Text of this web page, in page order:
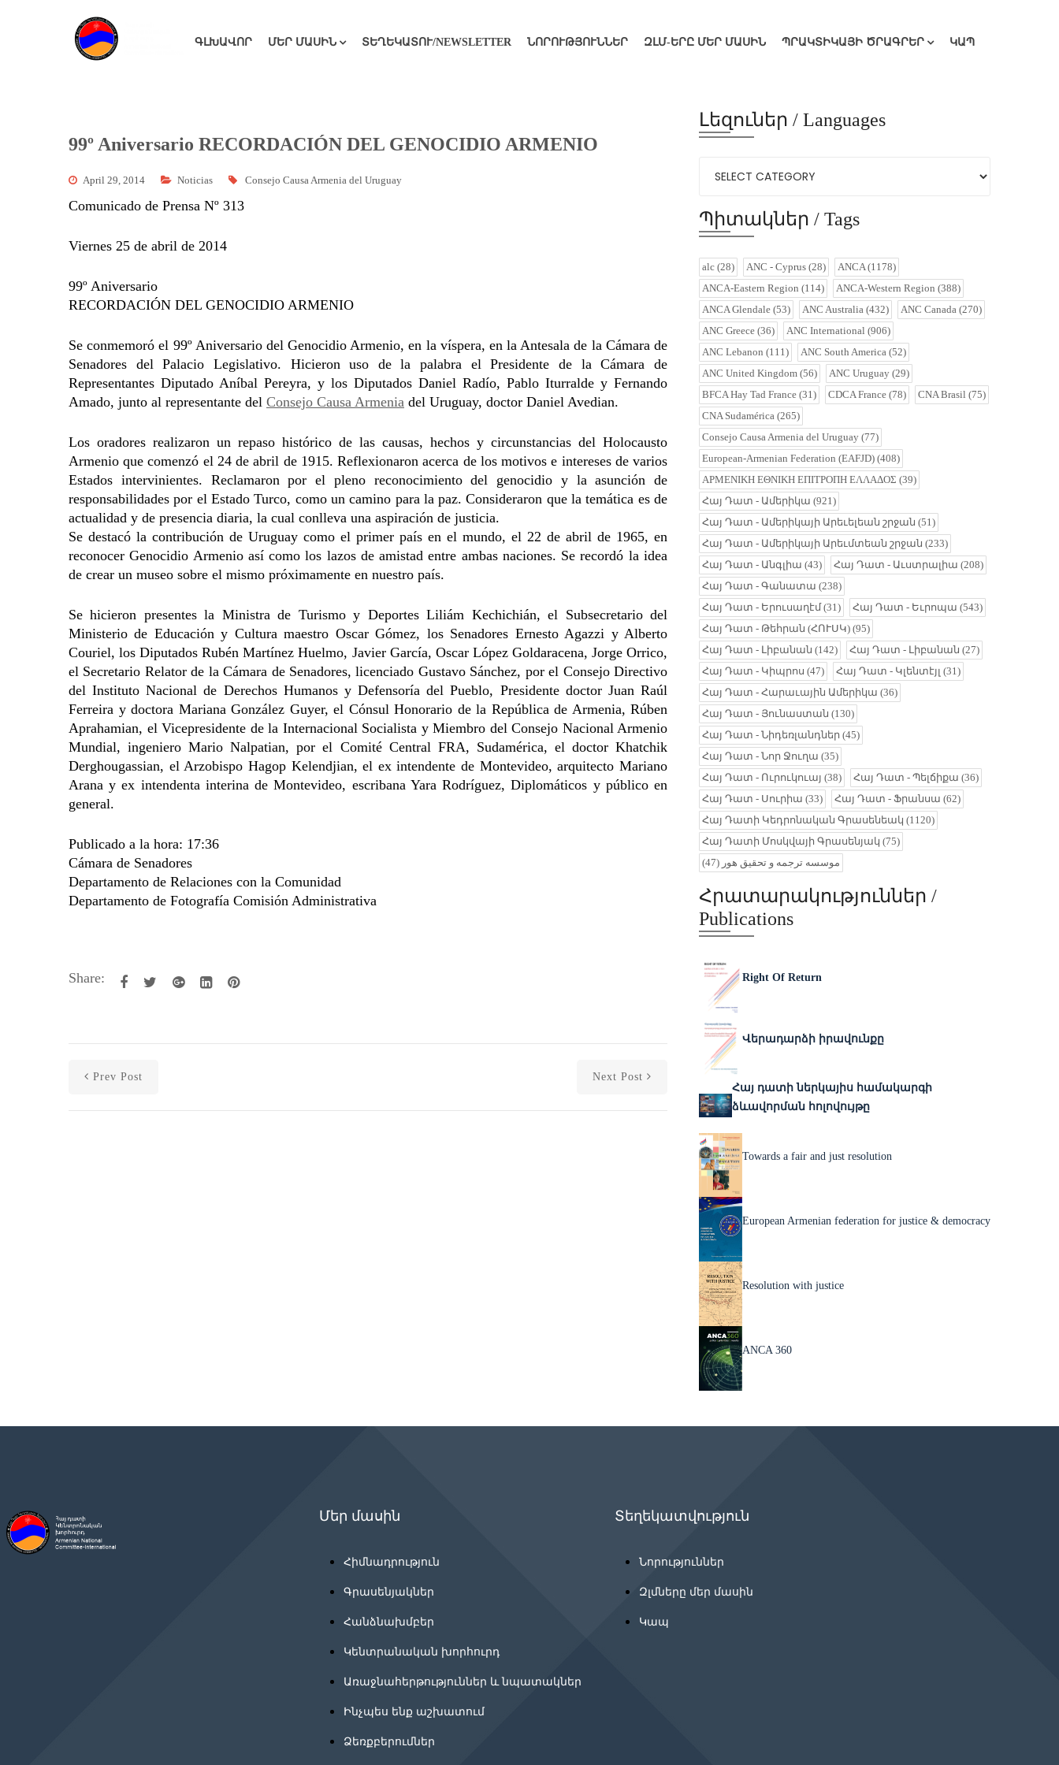
ԳԼԽԱՎՈՐ ՄԵՐ ՄԱՍԻՆ ՏԵՂԵԿԱՏՈՒ/NEWSLETTER ՆՈՐՈՒԹՅՈՒՆՆԵՐ ԶԼՄ-ԵՐԸ ՄԵՐ ՄԱՍԻՆ ՊՐԱԿՏԻԿԱՅԻ ԾՐԱԳՐԵՐ ԿԱՊ
99º Aniversario RECORDACIÓN DEL GENOCIDIO ARMENIO
April 29, 2014 Noticias Consejo Causa Armenia del Uruguay
Comunicado de Prensa Nº 313
Viernes 25 de abril de 2014
99º Aniversario
RECORDACIÓN DEL GENOCIDIO ARMENIO
Se conmemoró el 99º Aniversario del Genocidio Armenio, en la víspera, en la Antesala de la Cámara de
Senadores del Palacio Legislativo. Hicieron uso de la palabra el Presidente de la Cámara de
Representantes Diputado Aníbal Pereyra, y los Diputados Daniel Radío, Pablo Iturralde y Fernando
Amado, junto al representante del Consejo Causa Armenia del Uruguay, doctor Daniel Avedian.
Los oradores realizaron un repaso histórico de las causas, hechos y circunstancias del Holocausto
Armenio que comenzó el 24 de abril de 1915. Reflexionaron acerca de los motivos e intereses de varios
Estados intervinientes. Reclamaron por el pleno reconocimiento del genocidio y la asunción de
responsabilidades por el Estado Turco, como un camino para la paz. Consideraron que la temática es de
actualidad y de presencia diaria, la cual conlleva una aspiración de justicia.
Se destacó la contribución de Uruguay como el primer país en el mundo, el 22 de abril de 1965, en
reconocer Genocidio Armenio así como los lazos de amistad entre ambas naciones. Se recordó la idea
de crear un museo sobre el mismo próximamente en nuestro país.
Se hicieron presentes la Ministra de Turismo y Deportes Liliám Kechichián, el Subsecretario del
Ministerio de Educación y Cultura maestro Oscar Gómez, los Senadores Ernesto Agazzi y Alberto
Couriel, los Diputados Rubén Martínez Huelmo, Javier García, Oscar López Goldaracena, Jorge Orrico,
el Secretario Relator de la Cámara de Senadores, licenciado Gustavo Sánchez, por el Consejo Directivo
del Instituto Nacional de Derechos Humanos y Defensoría del Pueblo, Presidente doctor Juan Raúl
Ferreira y doctora Mariana González Guyer, el Cónsul Honorario de la República de Armenia, Rúben
Aprahamian, el Vicepresidente de la Internacional Socialista y Miembro del Consejo Nacional Armenio
Mundial, ingeniero Mario Nalpatian, por el Comité Central FRA, Sudamérica, el doctor Khatchik
Derghougassian, el Arzobispo Hagop Kelendjian, el ex intendente de Montevideo, arquitecto Mariano
Arana y ex intendenta interina de Montevideo, escribana Yara Rodríguez, Diplomáticos y público en
general.
Publicado a la hora: 17:36
Cámara de Senadores
Departamento de Relaciones con la Comunidad
Departamento de Fotografía Comisión Administrativa
Share:
Prev Post Next Post
Լեզուներ / Languages
Պիտակներ / Tags
alc (28) ANC - Cyprus (28) ANCA(1178)
ANCA-Eastern Region (114) ANCA-Western Region (388)
ANCA Glendale (53) ANC Australia (432) ANC Canada (270)
ANC Greece (36) ANC International (906)
ANC Lebanon (111) ANC South America (52)
ANC United Kingdom (56) ANC Uruguay (29)
BFCA Hay Tad France (31) CDCA France (78) CNA Brasil (75)
CNA Sudamérica (265)
Consejo Causa Armenia del Uruguay (77)
European-Armenian Federation (EAFJD) (408)
ΑΡΜΕΝΙΚΗ ΕΘΝΙΚΗ ΕΠΙΤΡΟΠΗ ΕΛΛΑΔΟΣ (39)
Հայ Դատ - Ամերիկա (921)
Հայ Դատ - Ամերիկայի Արեւելեան շրջան (51)
Հայ Դատ - Ամերիկայի Արեւմտեան շրջան (233)
Հայ Դատ - Անգլիա (43) Հայ Դատ - Աւստրալիա (208)
Հայ Դատ - Գանատա (238)
Հայ Դատ - Երուսաղէմ(31) Հայ Դատ - Եւրոպա (543)
Հայ Դատ - Թեհրան (ՀՈՒՍԿ) (95)
Հայ Դատ - Լիբանան (142) Հայ Դատ - Լիբանան (27)
Հայ Դատ - Կիպրոս (47) Հայ Դատ - Կլենտէյլ (31)
Հայ Դատ - Հարաւային Ամերիկա (36)
Հայ Դատ - Յունաստան (130)
Հայ Դատ - Նիդեռլանդներ (45)
Հայ Դատ - Նոր Ջուղա (35)
Հայ Դատ - Ուրուկուայ (38) Հայ Դատ - Պելճիքա (36)
Հայ Դատ - Սուրիա (33) Հայ Դատ - Ֆրանսա (62)
Հայ Դատի Կեդրոնական Գրասենեակ (1120)
Հայ Դատի Մոսկվայի Գրասենյակ (75)
موسسه ترجمه و تحقیق هور (47)
Հրատարակություններ /
Publications
Right Of Return
Վերադարձի իրավունքը
Հայ դատի ներկայիս համակարգի
ձևավորման հոլովույթը
Towards a fair and just resolution
European Armenian federation for justice & democracy
Resolution with justice
ANCA 360
Մեր մասին
Հիմնադրություն
Գրասենյակներ
Հանձնախմբեր
Կենտրանական խորհուրդ
Առաջնահերթություններ և նպատակներ
Ինչպես ենք աշխատում
Ձեռքբերումներ
Տեղեկատվություն
Նորություններ
Զլմները մեր մասին
Կապ